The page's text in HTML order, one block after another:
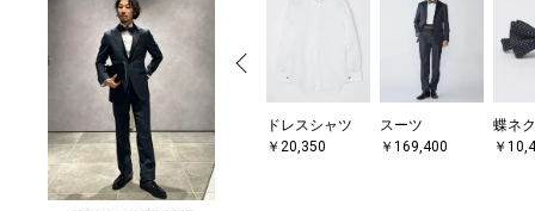
ドレスシャツ
￥20,350
スーツ
￥169,400
蝶ネ
￥